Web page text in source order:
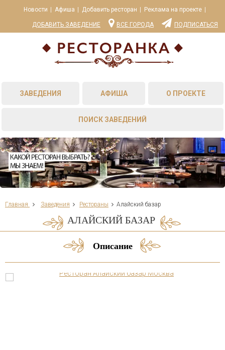
Новости Афиша Добавить ресторан Реклама на проекте
ДОБАВИТЬ ЗАВЕДЕНИЕ ВСЕ ГОРОДА ПОДПИСАТЬСЯ
ЗАВЕДЕНИЯ АФИША О ПРОЕКТЕ
ПОИСК ЗАВЕДЕНИЙ
Главная Заведения Рестораны Алайский базар
АЛАЙСКИЙ БАЗАР
Описание